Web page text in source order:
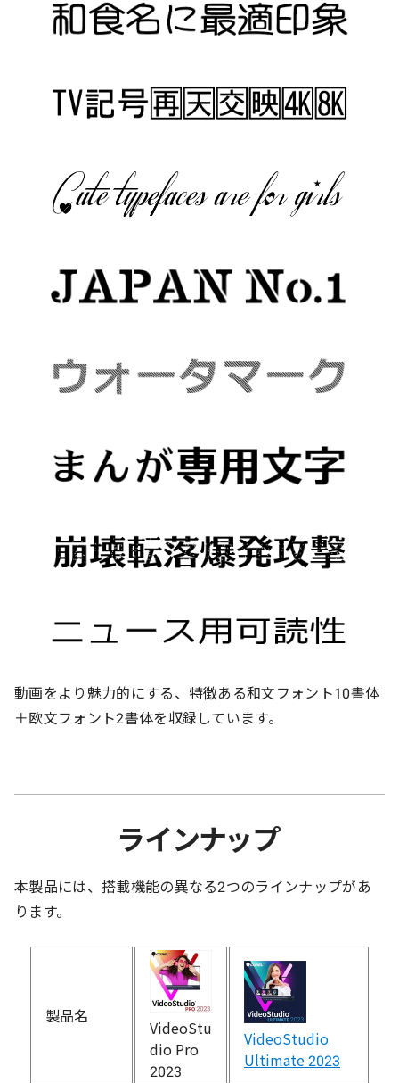
動画をより魅力的にする、特徴ある和文フォント10書体
＋欧文フォント2書体を収録しています。
ラインナップ
本製品には、搭載機能の異なる2つのラインナップがあ
ります。
製品名
VideoStu
dio Pro
2023
VideoStudio
Ultimate 2023